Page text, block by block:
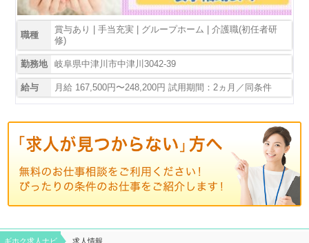
職種
賞与あり | 手当充実 | グループホーム | 介護職(初任者研
修)
勤務地 岐阜県中津川市中津川3042-39
給与 月給 167,500円〜248,200円 試用期間：2ヵ月／同条件
ギホク求⼈ナビ 求人情報